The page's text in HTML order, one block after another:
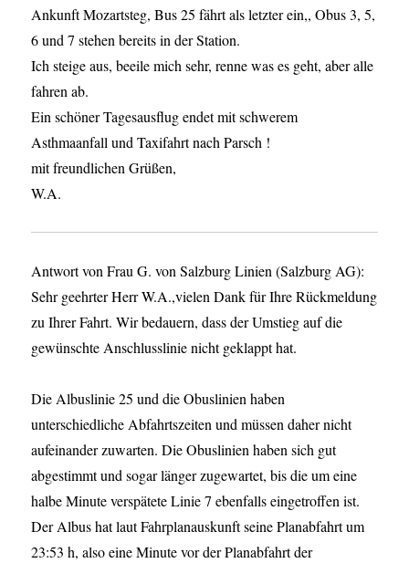
Ankunft Mozartsteg, Bus 25 fährt als letzter ein,, Obus 3, 5,
6 und 7 stehen bereits in der Station.
Ich steige aus, beeile mich sehr, renne was es geht, aber alle
fahren ab.
Ein schöner Tagesausflug endet mit schwerem
Asthmaanfall und Taxifahrt nach Parsch !
mit freundlichen Grüßen,
W.A.
Antwort von Frau G. von Salzburg Linien (Salzburg AG):
Sehr geehrter Herr W.A.,vielen Dank für Ihre Rückmeldung
zu Ihrer Fahrt. Wir bedauern, dass der Umstieg auf die
gewünschte Anschlusslinie nicht geklappt hat.
Die Albuslinie 25 und die Obuslinien haben
unterschiedliche Abfahrtszeiten und müssen daher nicht
aufeinander zuwarten. Die Obuslinien haben sich gut
abgestimmt und sogar länger zugewartet, bis die um eine
halbe Minute verspätete Linie 7 ebenfalls eingetroffen ist.
Der Albus hat laut Fahrplanauskunft seine Planabfahrt um
23:53 h, also eine Minute vor der Planabfahrt der